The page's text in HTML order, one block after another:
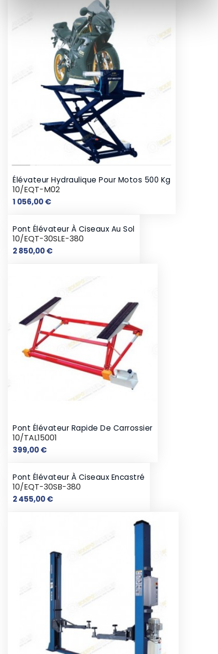
Élévateur Hydraulique Pour Motos 500 Kg
10/EQT-M02
1 056,00 €Prix
Pont Élévateur À Ciseaux Au Sol
10/EQT-30SLE-380
2 850,00 €Prix
Pont Élévateur Rapide De Carrossier
10/TAL15001
399,00 €Prix
Pont Élévateur À Ciseaux Encastré
10/EQT-30SB-380
2 455,00 €Prix